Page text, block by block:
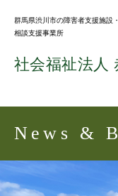
群⾺県渋川市の障害者⽀援施設
相談⽀援事業所
社会福祉法⼈
News &